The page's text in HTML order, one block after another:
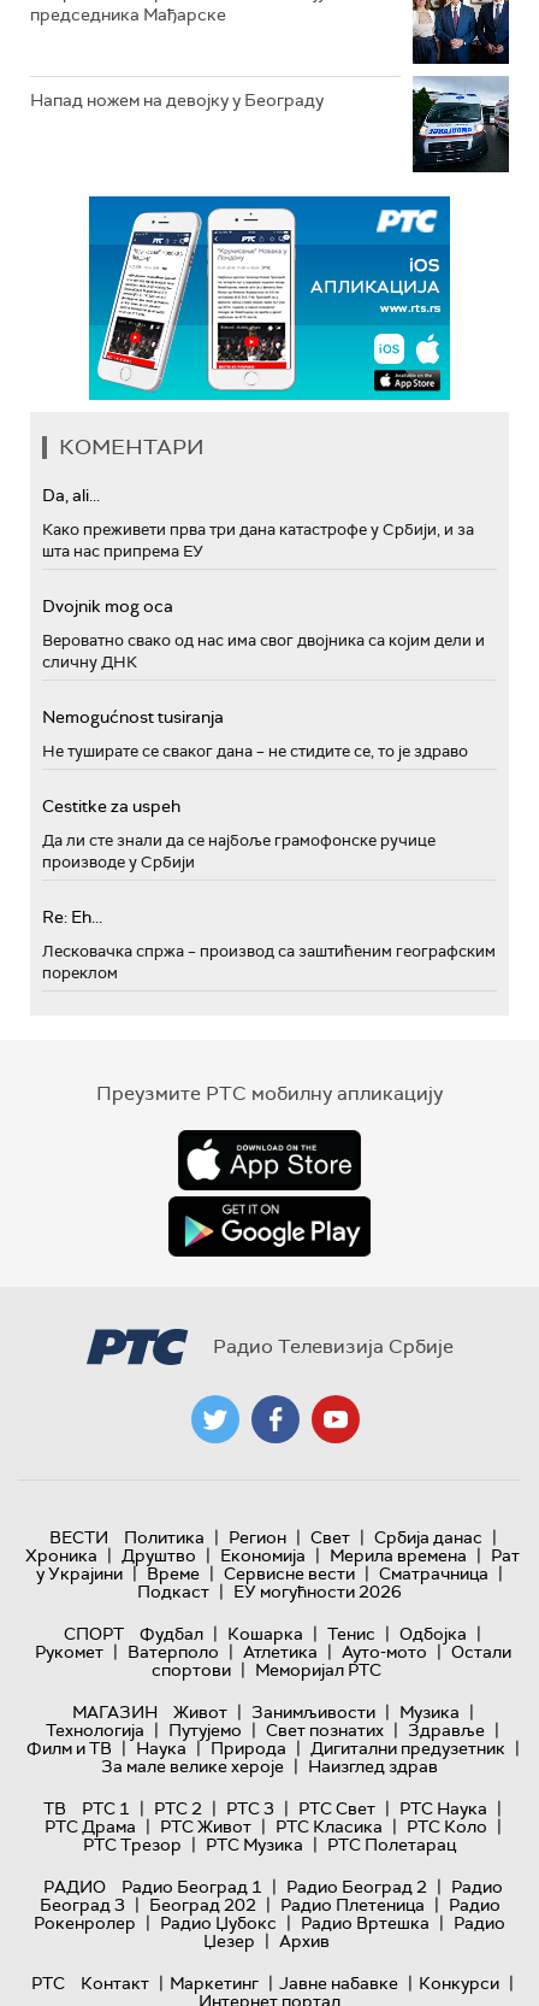
председника Мађарске
Напад ножем на девојку у Београду
КОМЕНТАРИ
Da, ali...
Како преживети прва три дана катастрофе у Србији, и за
шта нас припрема ЕУ
Dvojnik mog oca
Вероватно свако од нас има свог двојника са којим дели и
сличну ДНК
Nemogućnost tusiranja
Не туширате се сваког дана – не стидите се, то је здраво
Cestitke za uspeh
Да ли сте знали да се најбоље грамофонске ручице
производе у Србији
Re: Eh...
Лесковачка спржа – производ са заштићеним географским
пореклом
Преузмите РТС мобилну апликацију
Радио Телевизија Србије
ВЕСТИ Политика | Регион | Свет | Србија данас |
Хроника | Друштво | Економија | Мерила времена | Рат
у Украјини | Време | Сервисне вести | Сматрачница |
Подкаст | ЕУ могућности 2026
СПОРТ
Фудбал | Кошарка | Тенис | Одбојка |
Рукомет | Ватерполо | Атлетика | Ауто-мото | Остали
спортови | Меморијал РТС
МАГАЗИН
Живот | Занимљивости | Музика |
Технологијa | Путујемо | Свет познатих | Здравље |
Филм и ТВ | Наука | Природа | Дигитални предузетник |
За мале велике хероје | Наизглед здрав
ТВ
РТС 1 | РТС 2 | РТС 3 | РТС Свет | РТС Наука |
РТС Драма | РТС Живот | РТС Класика | РТС Коло |
РТС Трезор | РТС Музика | РТС Полетарац
РАДИО
Радио Београд 1 | Радио Београд 2 | Радио
Београд 3 | Београд 202 | Радио Плетеница | Радио
Рокенролер | Радио Џубокс | Радио Вртешка | Радио
Џезер | Архив
РТС
Контакт | Маркетинг | Јавне набавке | Конкурси |
Интернет портал